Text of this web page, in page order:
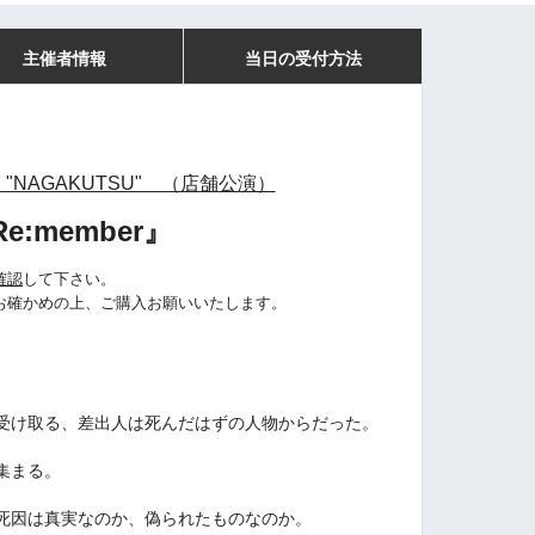
主催者情報 当日の受付方法
（店舗公演）
』
認して下さい。
確かめの上、ご購入お願いいたします。
取る、差出人は死んだはずの人物からだった。
る。
は真実なのか、偽られたものなのか。